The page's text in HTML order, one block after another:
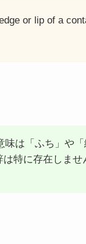
or lip of a
味は「ふち」や
特に存在しま